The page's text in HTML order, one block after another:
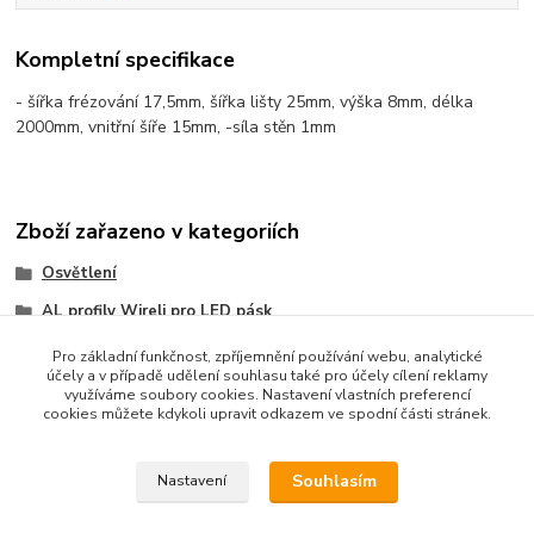
Kompletní specifikace
- šířka frézování 17,5mm, šířka lišty 25mm, výška 8mm, délka
2000mm, vnitřní šíře 15mm, -síla stěn 1mm
Zboží zařazeno v kategoriích
Osvětlení
AL profily Wireli pro LED pásk
Wireli 2
Upravit sběr cookies.
Pro základní funkčnost, zpříjemnění používání webu, analytické
účely a v případě udělení souhlasu také pro účely cílení reklamy
využíváme soubory cookies. Nastavení vlastních preferencí
cookies můžete kdykoli upravit odkazem ve spodní části stránek.
Nastavení Souhlasím